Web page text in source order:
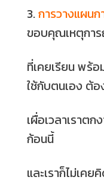
3.การวางแผนก
ขอบคุณเหตุกา
ที่เคยเรียน พร้
ใช้กับตนเอง ต้อ
เผื่อเวลาเราตก
ก้อนนี้
และเราก็ไม่เคย